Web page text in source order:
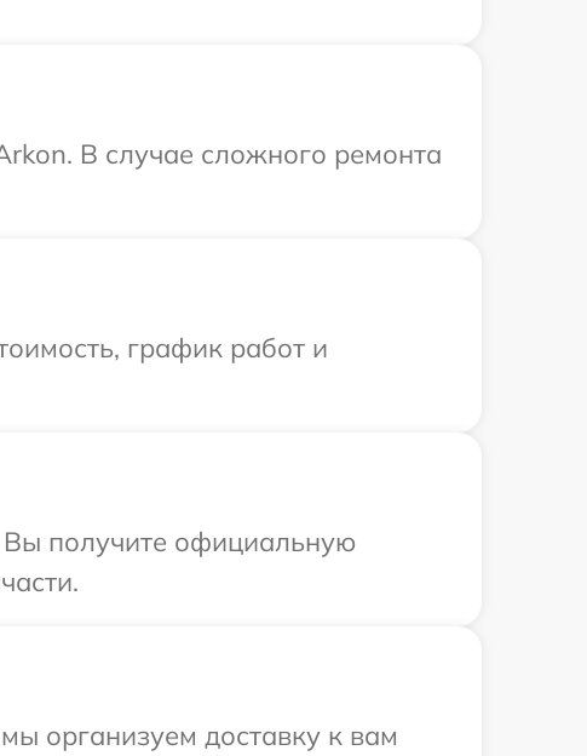
В случае сложного ремонта
график работ и
получите официальную
организуем доставку к вам